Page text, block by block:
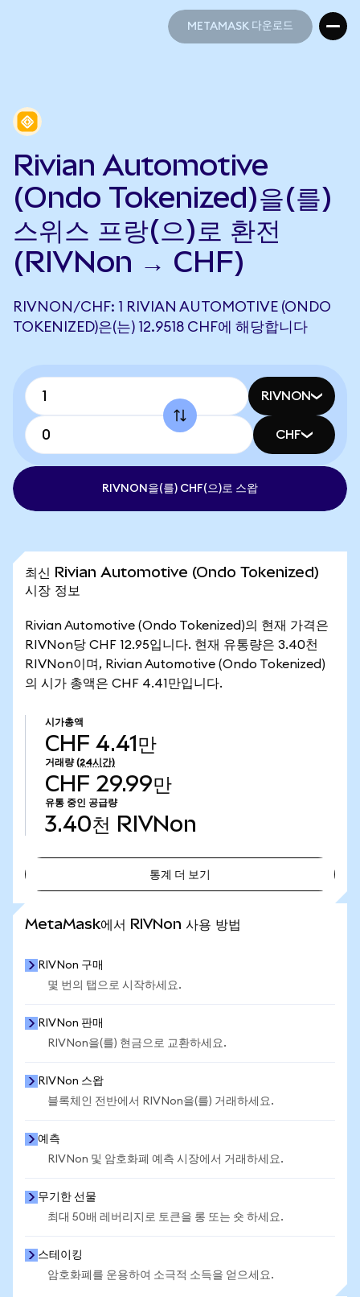
METAMASK 다운로드
Rivian Automotive
(Ondo Tokenized)을(를)
스위스 프랑(으)로 환전
(RIVNon → CHF)
RIVNON/CHF: 1 RIVIAN AUTOMOTIVE (ONDO
TOKENIZED)은(는) 12.9518 CHF에 해당합니다
RIVNON
CHF
RIVNON을(를) CHF(으)로 스왑
최신 Rivian Automotive (Ondo Tokenized)
시장 정보
Rivian Automotive (Ondo Tokenized)의 현재 가격은
RIVNon당 CHF 12.95입니다. 현재 유통량은 3.40천
RIVNon이며, Rivian Automotive (Ondo Tokenized)
의 시가 총액은 CHF 4.41만입니다.
시가총액
CHF 4.41만
거래량 (24시간)
CHF 29.99만
유통 중인 공급량
3.40천 RIVNon
통계 더 보기
MetaMask에서 RIVNon 사용 방법
RIVNon 구매
몇 번의 탭으로 시작하세요.
RIVNon 판매
RIVNon을(를) 현금으로 교환하세요.
RIVNon 스왑
블록체인 전반에서 RIVNon을(를) 거래하세요.
예측
RIVNon 및 암호화폐 예측 시장에서 거래하세요.
무기한 선물
최대 50배 레버리지로 토큰을 롱 또는 숏 하세요.
스테이킹
암호화폐를 운용하여 소극적 소득을 얻으세요.